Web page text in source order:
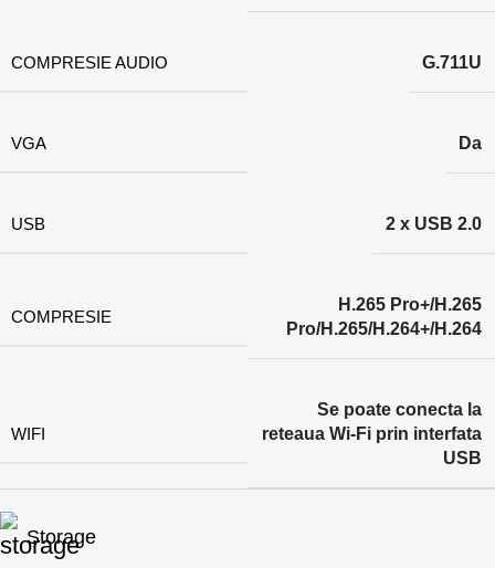
COMPRESIE AUDIO G.711U
VGA Da
USB 2 x USB 2.0
COMPRESIE
H.265 Pro+/H.265
Pro/H.265/H.264+/H.264
WIFI
Se poate conecta la
reteaua Wi-Fi prin interfata
USB
Storage